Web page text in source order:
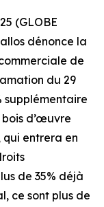
(GLOBE
dénonce la
de
du 29
supplémentaire
d’œuvre
qui entrera en
de 35% déjà
ce sont plus de